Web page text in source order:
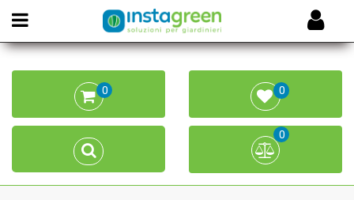
Open menu
0 0
0